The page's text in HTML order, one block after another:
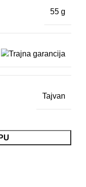
55 g
Tajvan